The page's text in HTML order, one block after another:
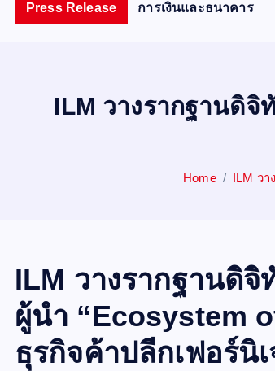
Press Release การเงินและธนาคาร
ILM วางรากฐานดิจิ
Home ILM วา
ILM วางรากฐานดิ
ผู้นำ “Ecosystem
ธุรกิจค้าปลีกเฟอร์นิ